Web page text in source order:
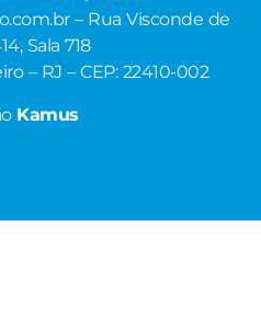
– Rua Visconde de
Sala 718
– RJ – CEP: 22410-002
Kamus